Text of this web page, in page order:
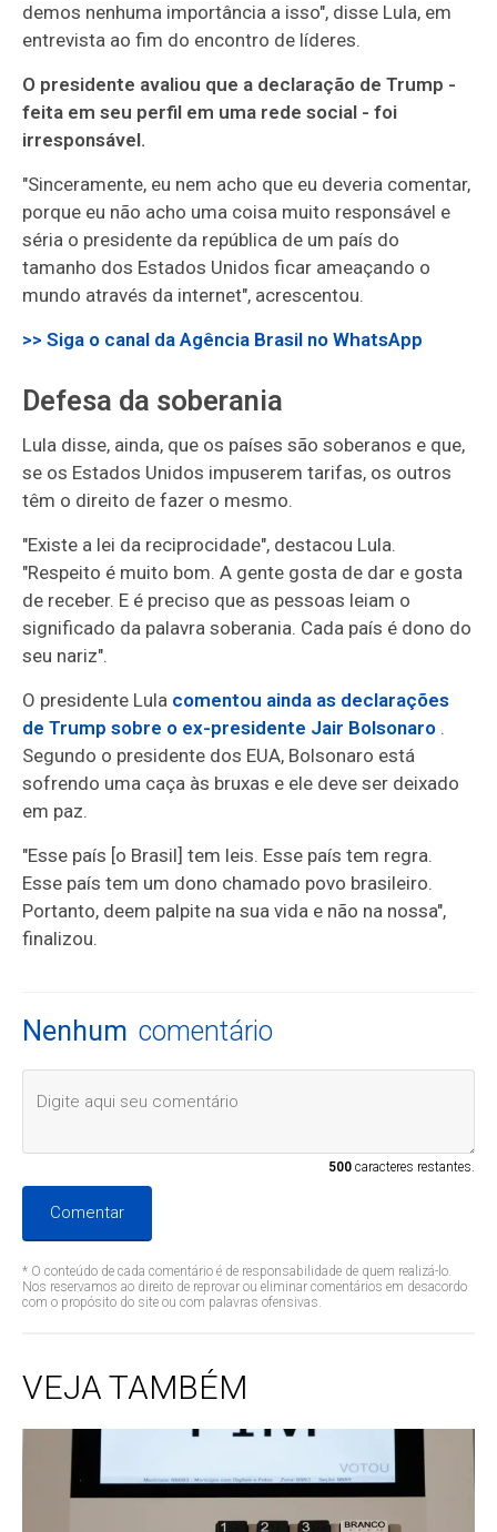
demos nenhuma importância a isso", disse Lula, em
entrevista ao fim do encontro de líderes.
O presidente avaliou que a declaração de Trump -
feita em seu perfil em uma rede social - foi
irresponsável.
"Sinceramente, eu nem acho que eu deveria comentar,
porque eu não acho uma coisa muito responsável e
séria o presidente da república de um país do
tamanho dos Estados Unidos ficar ameaçando o
mundo através da internet", acrescentou.
>> Siga o canal daAgência Brasil no WhatsApp
Defesa da soberania
Lula disse, ainda, que os países são soberanos e que,
se os Estados Unidos impuserem tarifas, os outros
têm o direito de fazer o mesmo.
"Existe a lei da reciprocidade", destacou Lula.
"Respeito é muito bom. A gente gosta de dar e gosta
de receber. E é preciso que as pessoas leiam o
significado da palavra soberania. Cada país é dono do
seu nariz".
O presidente Lula comentou ainda as declarações
de Trump sobre o ex-presidente Jair Bolsonaro .
Segundo o presidente dos EUA, Bolsonaro está
sofrendo uma caça às bruxas e ele deve ser deixado
em paz.
"Esse país [o Brasil] tem leis. Esse país tem regra.
Esse país tem um dono chamado povo brasileiro.
Portanto, deem palpite na sua vida e não na nossa",
finalizou.
Nenhum comentário
500caracteres restantes.
Comentar
* O conteúdo de cada comentário é de responsabilidade de quem realizá-lo.
Nos reservamos ao direito de reprovar ou eliminar comentários em desacordo
com o propósito do site ou com palavras ofensivas.
VEJA TAMBÉM